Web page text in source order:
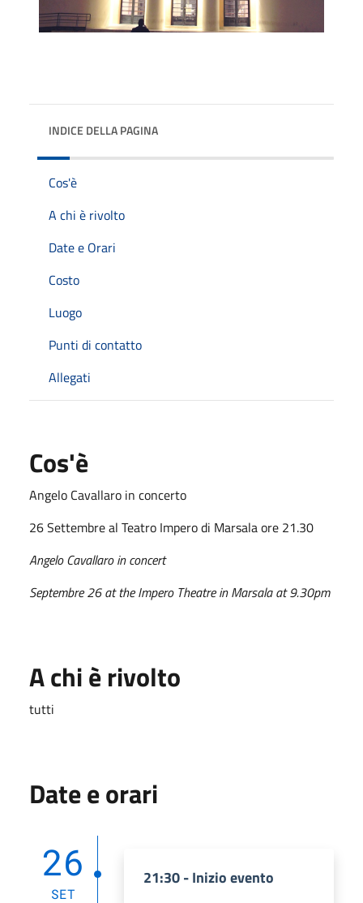
INDICE DELLA PAGINA
Cos'è
A chi è rivolto
Date e Orari
Costo
Luogo
Punti di contatto
Allegati
Cos'è
Angelo Cavallaro in concerto
26 Settembre al Teatro Impero di Marsala ore 21.30
Angelo Cavallaro in concert
Septembre 26 at the Impero Theatre in Marsala at 9.30pm
A chi è rivolto
tutti
Date e orari
26
SET
21:30 - Inizio evento